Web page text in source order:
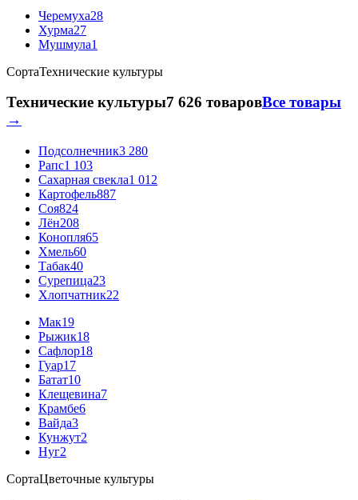
Черемуха28
Хурма27
Мушмула1
СортаТехнические культуры
Технические культуры7 626 товаровВсе товары
→
Подсолнечник3 280
Рапс1 103
Сахарная свекла1 012
Картофель887
Соя824
Лён208
Конопля65
Хмель60
Табак40
Сурепица23
Хлопчатник22
Мак19
Рыжик18
Сафлор18
Гуар17
Батат10
Клещевина7
Крамбе6
Вайда3
Кунжут2
Нуг2
СортаЦветочные культуры